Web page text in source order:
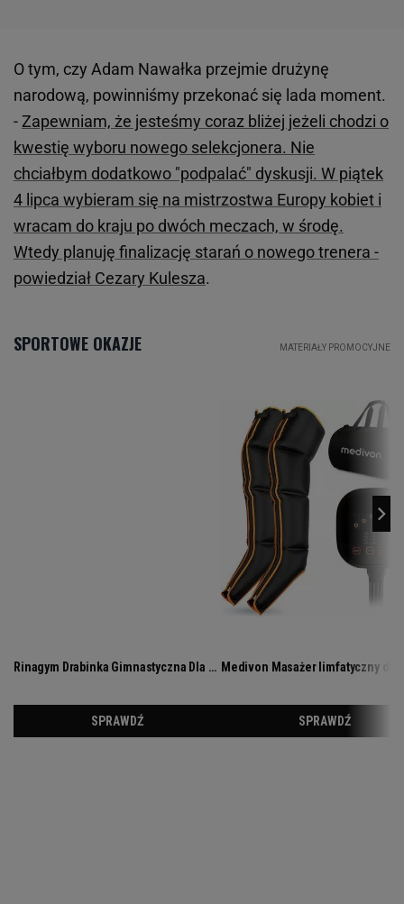
O tym, czy Adam Nawałka przejmie drużynę
narodową, powinniśmy przekonać się lada moment.
- Zapewniam, że jesteśmy coraz bliżej jeżeli chodzi o
kwestię wyboru nowego selekcjonera. Nie
chciałbym dodatkowo "podpalać" dyskusji. W piątek
4 lipca wybieram się na mistrzostwa Europy kobiet i
wracam do kraju po dwóch meczach, w środę.
Wtedy planuję finalizację starań o nowego trenera -
powiedział Cezary Kulesza.